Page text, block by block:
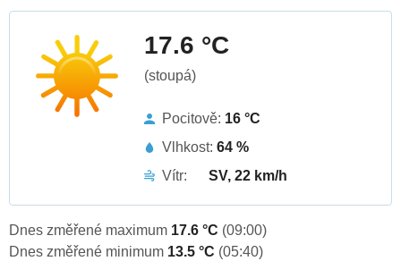
17.6 °C
(stoupá)
Pocitově: 16 °C
Vlhkost: 64 %
Vítr:
SV, 22 km/h
Dnes změřené maximum 17.6 °C (09:00)
Dnes změřené minimum 13.5 °C (05:40)